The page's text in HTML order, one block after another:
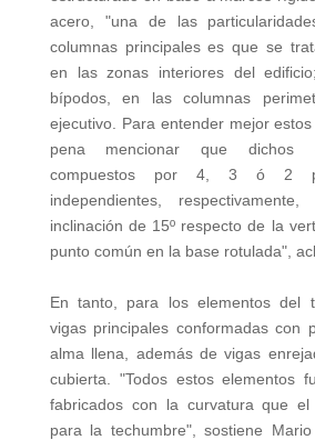
acero, "una de las
columnas principales es que se
en las zonas interiores del
bípodos, en las columnas
ejecutivo. Para entender mejor
pena mencionar que dichos
compuestos por 4, 3 ó 2
independientes,
inclinación de 15º respecto de la
punto común en la base rotulada",
En tanto, para los elementos del
vigas principales conformadas con
alma llena, además de vigas
cubierta. "Todos estos elementos
fabricados con la curvatura que el
para la techumbre", sostiene